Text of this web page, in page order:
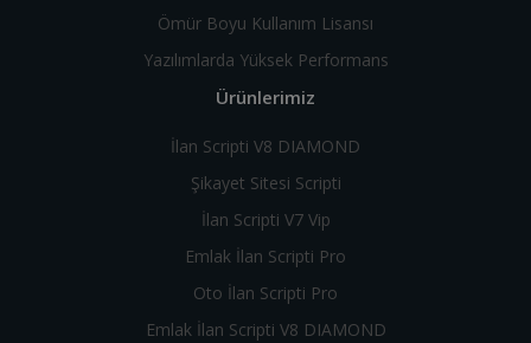
Ömür Boyu Kullanım Lisansı
Yazılımlarda Yüksek Performans
Ürünlerimiz
İlan Scripti V8 DIAMOND
Şikayet Sitesi Scripti
İlan Scripti V7 Vip
Emlak İlan Scripti Pro
Oto İlan Scripti Pro
Emlak İlan Scripti V8 DIAMOND